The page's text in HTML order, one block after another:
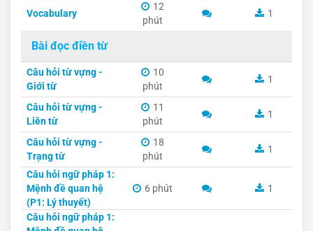
Vocabulary
12
phút
1
Bài đọc điền từ
Câu hỏi từ vựng -
Giới từ
10
phút
1
Câu hỏi từ vựng -
Liên từ
11
phút
1
Câu hỏi từ vựng -
Trạng từ
18
phút
1
Câu hỏi ngữ pháp 1:
Mệnh đề quan hệ
(P1: Lý thuyết)
6 phút 1
Câu hỏi ngữ pháp 1: